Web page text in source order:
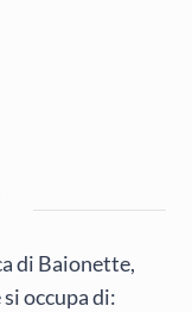
di Baionette,
occupa di: